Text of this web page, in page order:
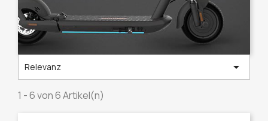
Relevanz 
1 - 6 von 6 Artikel(n)